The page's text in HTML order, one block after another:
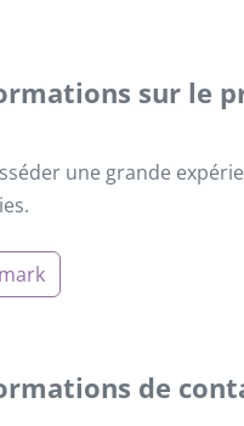
sur le
une grande
de